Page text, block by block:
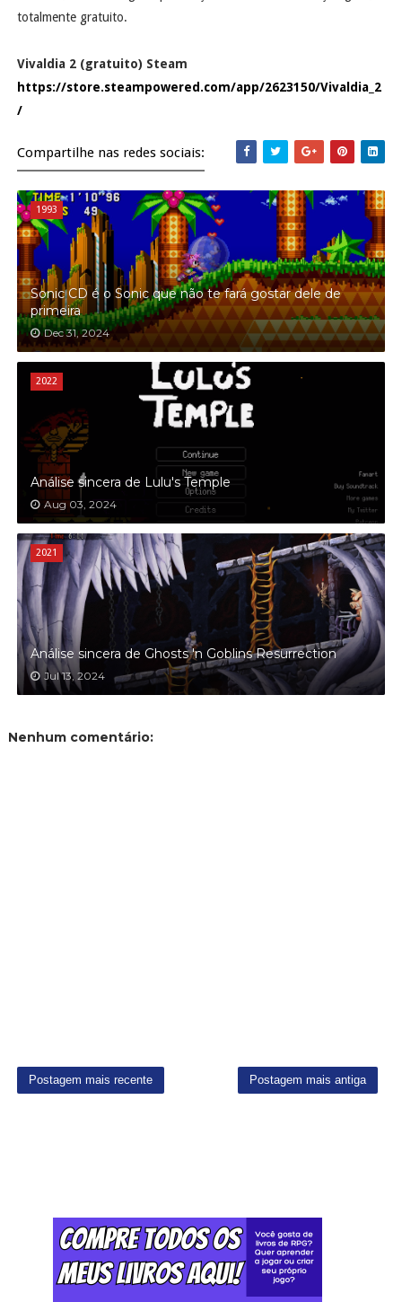
totalmente gratuito.
Vivaldia 2 (gratuito) Steam
https://store.steampowered.com/app/2623150/Vivaldia_2
/
Compartilhe nas redes sociais:
1993
Sonic CD é o Sonic que não te fará gostar dele de
primeira
Dec 31, 2024
2022
Análise sincera de Lulu's Temple
Aug 03, 2024
2021
Análise sincera de Ghosts 'n Goblins Resurrection
Jul 13, 2024
Nenhum comentário:
Postagem mais recente Postagem mais antiga